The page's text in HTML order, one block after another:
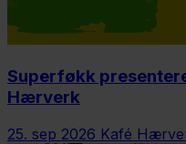
Superføkk
Hærverk
25. sep 2026 Kafé